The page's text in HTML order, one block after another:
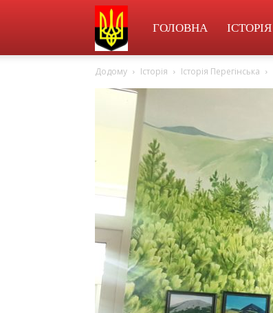
УПА
Перегінську
ГОЛОВНА ІСТОРІЯ
Додому Історія Історія Перегінська